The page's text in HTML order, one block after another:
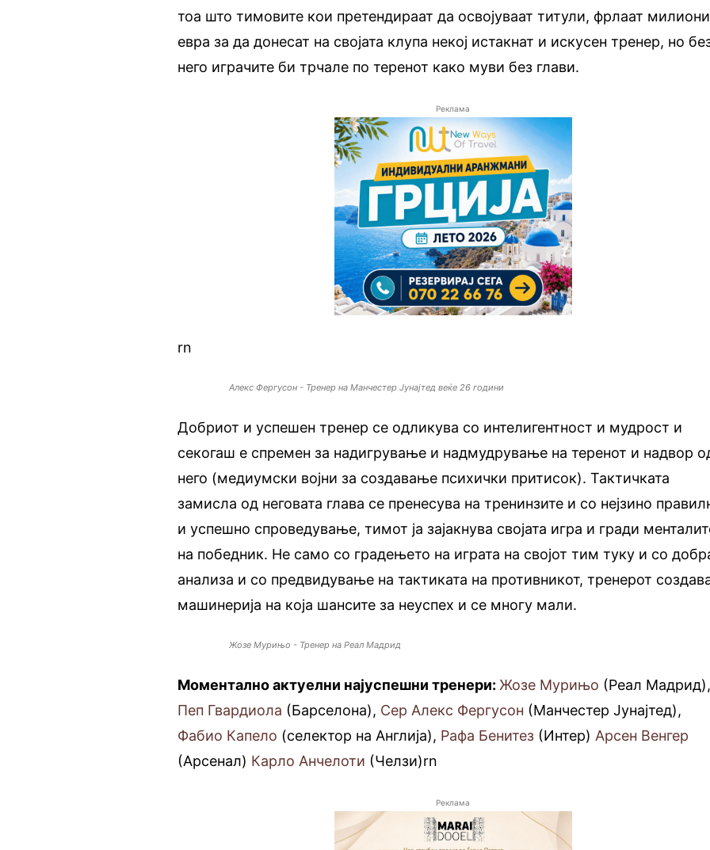
тоа што тимовите кои претендираат да освојуваат титули, фрлаат милиони
евра за да донесат на својата клупа некој истакнат и искусен тренер, но
него играчите би трчале по теренот како муви без глави.
Реклама
rn
Алекс Фергусон - Тренер на Манчестер Јунајтед веќе 26 години
Добриот и успешен тренер се одликува со интелигентност и мудрост и
секогаш е спремен за надигрување и надмудрување на теренот и надвор
него (медиумски војни за создавање психички притисок). Тактичката
замисла од неговата глава се пренесува на тренинзите и со нејзино
и успешно спроведување, тимот ја зајакнува својата игра и гради
на победник. Не само со градењето на играта на својот тим туку и со
анализа и со предвидување на тактиката на противникот, тренерот
машинерија на која шансите за неуспех и се многу мали.
Жозе Мурињо - Тренер на Реал Мадрид
Моментално актуелни најуспешни тренери: Жозе Мурињо (Реал
Пеп Гвардиола (Барселона), Сер Алекс Фергусон (Манчестер Јунајтед),
Фабио Капело (селектор на Англија), Рафа Бенитез (Интер) Арсен Венгер
(Арсенал) Карло Анчелоти (Челзи)rn
Реклама